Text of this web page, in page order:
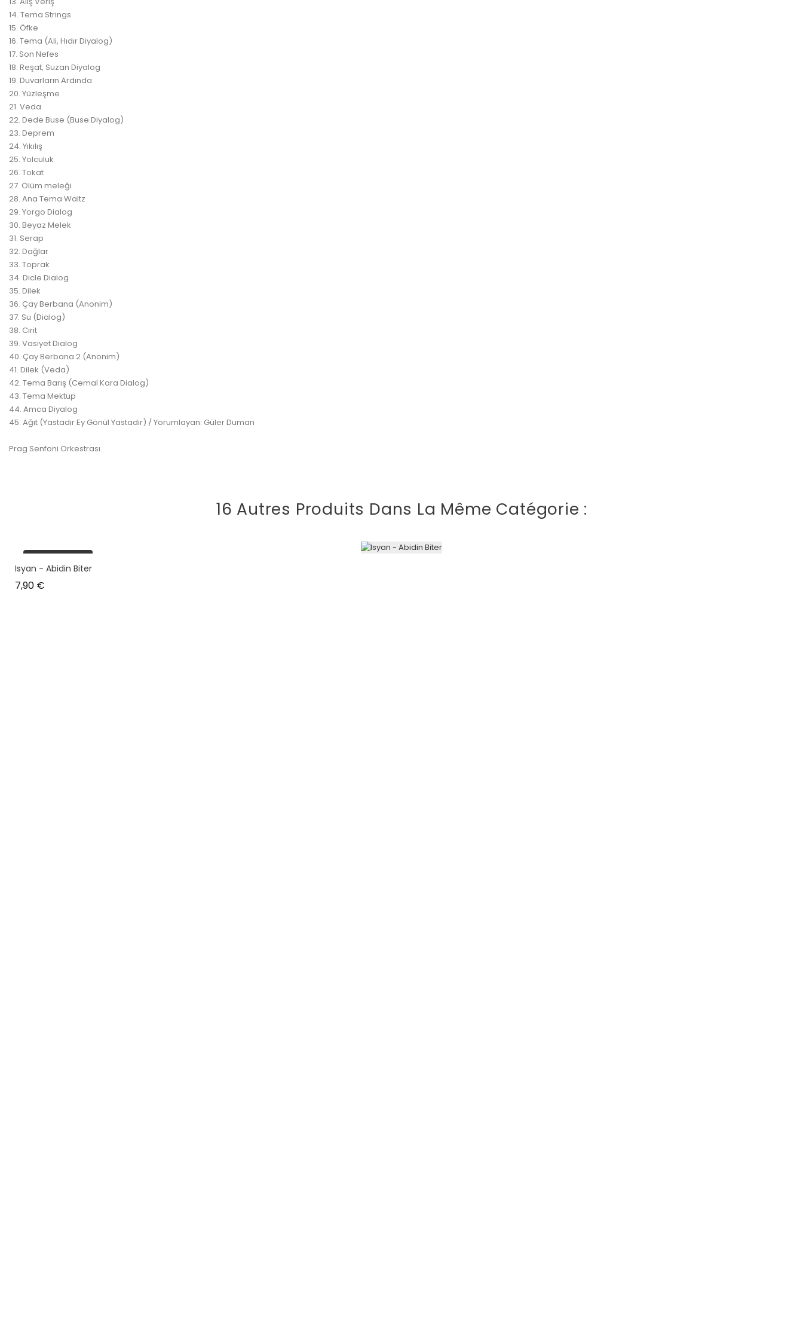
14. Tema Strings
15. Öfke
16. Tema (Ali, Hıdır Diyalog)
17. Son Nefes
18. Reşat, Suzan Diyalog
19. Duvarların Ardında
20. Yüzleşme
21. Veda
22. Dede Buse (Buse Diyalog)
23. Deprem
24. Yıkılış
25. Yolculuk
26. Tokat
27. Ölüm meleği
28. Ana Tema Waltz
29. Yorgo Dialog
30. Beyaz Melek
31. Serap
32. Dağlar
33. Toprak
34. Dicle Dialog
35. Dilek
36. Çay Berbana (Anonim)
37. Su (Dialog)
38. Cirit
39. Vasiyet Dialog
40. Çay Berbana 2 (Anonim)
41. Dilek (Veda)
42. Tema Barış (Cemal Kara Dialog)
43. Tema Mektup
44. Amca Diyalog
45. Ağıt (Yastadır Ey Gönül Yastadır) / Yorumlayan: Güler Duman
Prag Senfoni Orkestrası.
16 Autres Produits Dans La Même Catégorie :
plus en stock
Isyan - Abidin Biter
7,90 €